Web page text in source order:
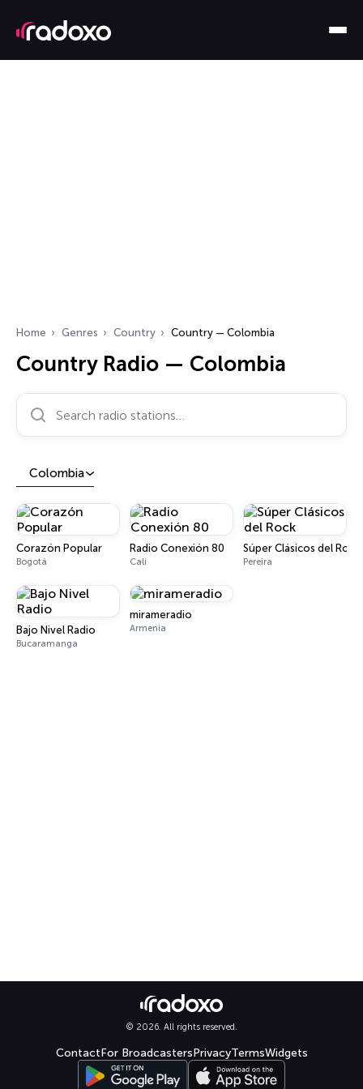
Home Genres Country Country — Colombia
Country Radio — Colombia
Search radio stations…
Colombia
Corazón Popular
Bogotá
Radio Conexión 80
Cali
Súper Clásicos del Rock
Pereira
Bajo Nivel Radio
Bucaramanga
mirameradio
Armenia
© 2026. All rights reserved.
ContactFor BroadcastersPrivacyTermsWidgets